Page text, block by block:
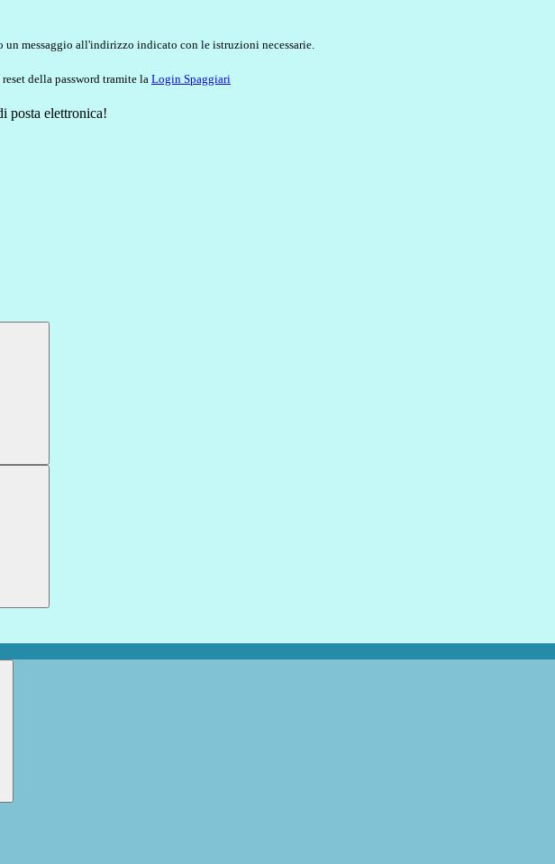
un messaggio all'indirizzo indicato con le istruzioni necessarie.
della password tramite la Login Spaggiari
posta elettronica!